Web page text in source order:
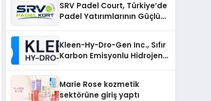
SRV Padel Court, Türkiye’de
Padel Yatırımlarının Güçlü
Kleen-Hy-Dro-Gen Inc., Sıfır
Karbon Emisyonlu Hidrojen
Aldı
Marie Rose kozmetik
sektörüne giriş yaptı